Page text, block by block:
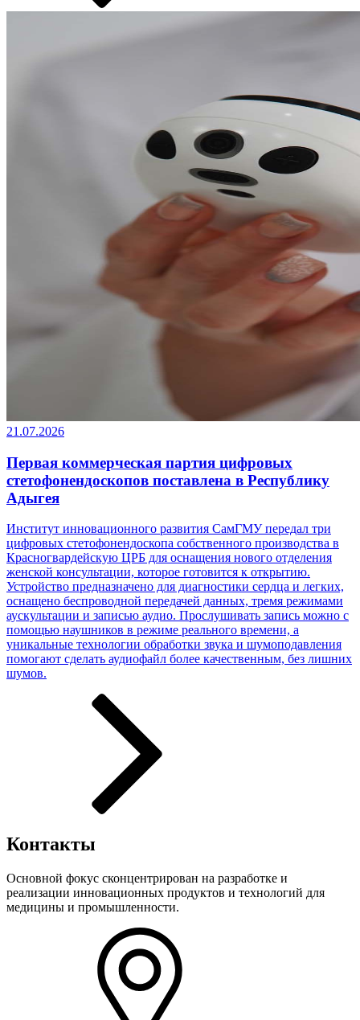
21.07.2026
Первая коммерческая партия цифровых
стетофонендоскопов поставлена в Республику
Адыгея
Институт инновационного развития СамГМУ передал три
цифровых стетофонендоскопа собственного производства в
Красногвардейскую ЦРБ для оснащения нового отделения
женской консультации, которое готовится к открытию.
Устройство предназначено для диагностики сердца и легких,
оснащено беспроводной передачей данных, тремя режимами
аускультации и записью аудио. Прослушивать запись можно с
помощью наушников в режиме реального времени, а
уникальные технологии обработки звука и шумоподавления
помогают сделать аудиофайл более качественным, без лишних
шумов.
Контакты
Основной фокус сконцентрирован на разработке и
реализации инновационных продуктов и технологий для
медицины и промышленности.